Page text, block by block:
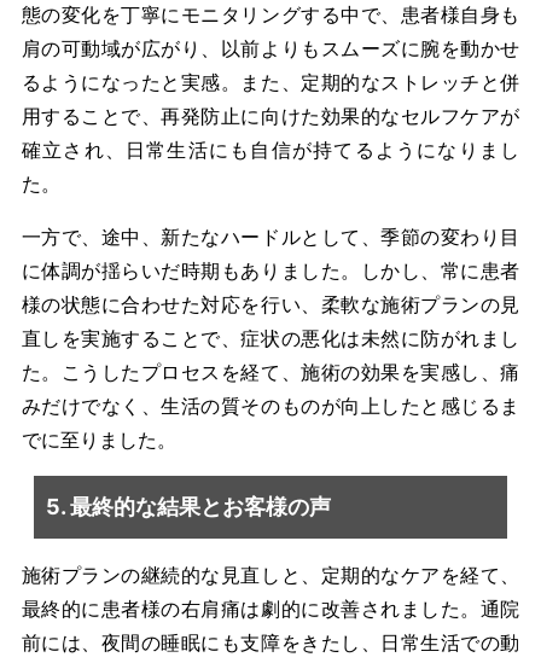
態の変化を丁寧にモニタリングする中で、患者様自身も
肩の可動域が広がり、以前よりもスムーズに腕を動かせ
るようになったと実感。また、定期的なストレッチと併
用することで、再発防止に向けた効果的なセルフケアが
確立され、日常生活にも自信が持てるようになりまし
た。
一方で、途中、新たなハードルとして、季節の変わり目
に体調が揺らいだ時期もありました。しかし、常に患者
様の状態に合わせた対応を行い、柔軟な施術プランの見
直しを実施することで、症状の悪化は未然に防がれまし
た。こうしたプロセスを経て、施術の効果を実感し、痛
みだけでなく、生活の質そのものが向上したと感じるま
でに至りました。
5. 最終的な結果とお客様の声
施術プランの継続的な見直しと、定期的なケアを経て、
最終的に患者様の右肩痛は劇的に改善されました。通院
前には、夜間の睡眠にも支障をきたし、日常生活での動